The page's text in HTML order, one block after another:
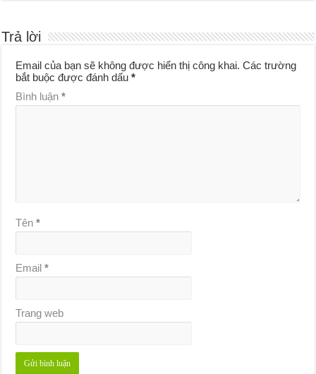
Trả lời
Email của bạn sẽ không được hiển thị công khai. Các trường
bắt buộc được đánh dấu*
Bình luận*
Tên*
Email*
Trang web